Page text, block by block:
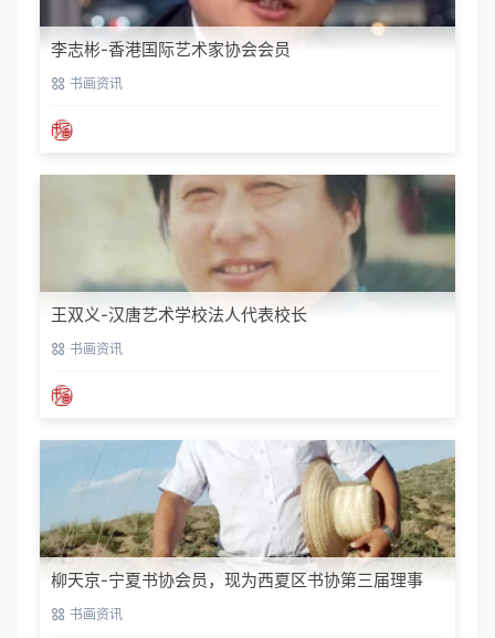
李志彬-香港国际艺术家协会会员
书画资讯
王双义-汉唐艺术学校法人代表校长
书画资讯
柳天京-宁夏书协会员，现为西夏区书协第三届理事
书画资讯